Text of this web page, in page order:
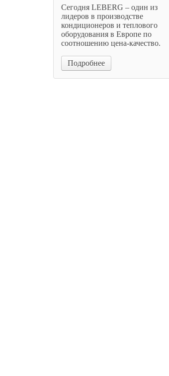
Сегодня LEBERG – один из
лидеров в производстве
кондиционеров и теплового
оборудования в Европе по
соотношению цена-качество.
Подробнее